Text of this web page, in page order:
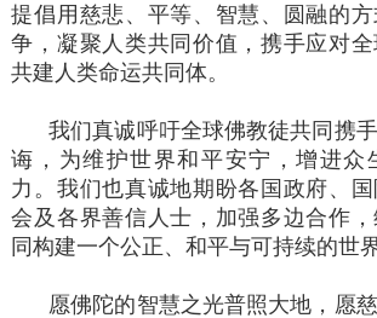
提倡用慈悲、平等、智慧、圆融的
争，凝聚人类共同价值，携手应对
共建人类命运共同体。
我们真诚呼吁全球佛教徒共同携
诲，为维护世界和平安宁，增进众
力。我们也真诚地期盼各国政府、
会及各界善信人士，加强多边合作
同构建一个公正、和平与可持续的世界
愿佛陀的智慧之光普照大地，愿